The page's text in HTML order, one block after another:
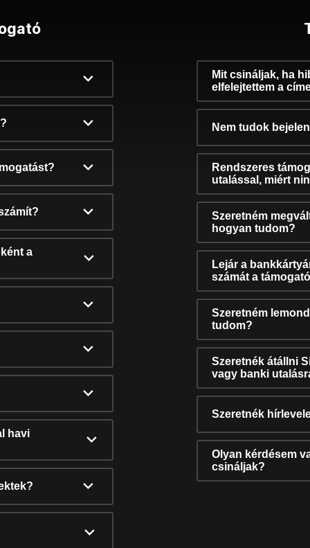
a
havi
Mit csináljak, ha
elfelejtettem a
Nem tudok
Rendszeres
utalással, miért
Szeretném
hogyan tudom?
Lejár a
számát a
Szeretném
tudom?
Szeretnék átállni
vagy banki
Szeretnék
Olyan kérdésem
csináljak?